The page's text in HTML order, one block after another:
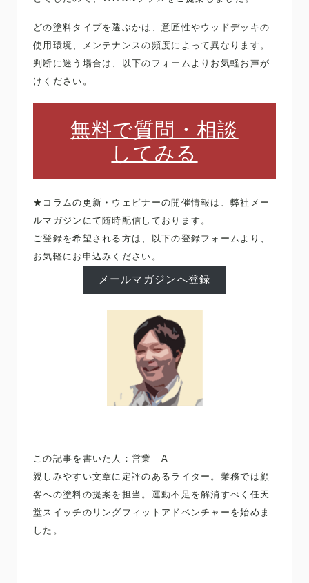
どの塗料タイプを選ぶかは、意匠性やウッドデッキの
使用環境、メンテナンスの頻度によって異なります。
判断に迷う場合は、以下のフォームよりお気軽お声が
けください。
無料で質問・相談
してみる
★コラムの更新・ウェビナーの開催情報は、弊社メー
ルマガジンにて随時配信しております。
ご登録を希望される方は、以下の登録フォームより、
お気軽にお申込みください。
メールマガジンへ登録
この記事を書いた人：営業 A
親しみやすい文章に定評のあるライター。業務では顧
客への塗料の提案を担当。運動不足を解消すべく任天
堂スイッチのリングフィットアドベンチャーを始めま
した。